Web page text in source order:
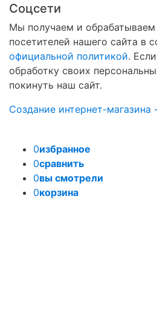
Соцсети
Мы получаем и
посетителей нашего сайта в
официальной политикой.
обработку своих
покинуть наш сайт.
Создание интернет-магазина
0избранное
0сравнить
0вы смотрели
0корзина